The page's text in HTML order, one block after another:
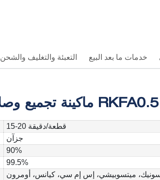
التعبئة والتغليف والشحن خدمات ما بعد البيع
15-20 قطعة/دقيقة
جزآن
90%
99.5%
ميتسوبيشي، إس إم سي، كيانس، أومرون